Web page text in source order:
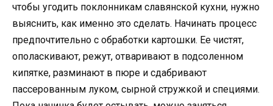
чтобы угодить поклонникам славянской кухни, нужно
выяснить, как именно это сделать. Начинать процесс
предпочтительно с обработки картошки. Ее чистят,
ополаскивают, режут, отваривают в подсоленном
кипятке, разминают в пюре и сдабривают
пассерованным луком, сырной стружкой и специями.